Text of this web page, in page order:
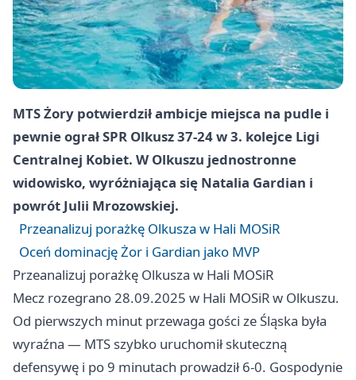
MTS Żory potwierdził ambicje miejsca na pudle i
pewnie ograł SPR Olkusz 37-24 w 3. kolejce Ligi
Centralnej Kobiet. W Olkuszu jednostronne
widowisko, wyróżniająca się Natalia Gardian i
powrót Julii Mrozowskiej.
Przeanalizuj porażkę Olkusza w Hali MOSiR
Oceń dominację Żor i Gardian jako MVP
Przeanalizuj porażkę Olkusza w Hali MOSiR
Mecz rozegrano 28.09.2025 w Hali MOSiR w Olkuszu.
Od pierwszych minut przewaga gości ze Śląska była
wyraźna — MTS szybko uruchomił skuteczną
defensywę i po 9 minutach prowadził 6-0. Gospodynie